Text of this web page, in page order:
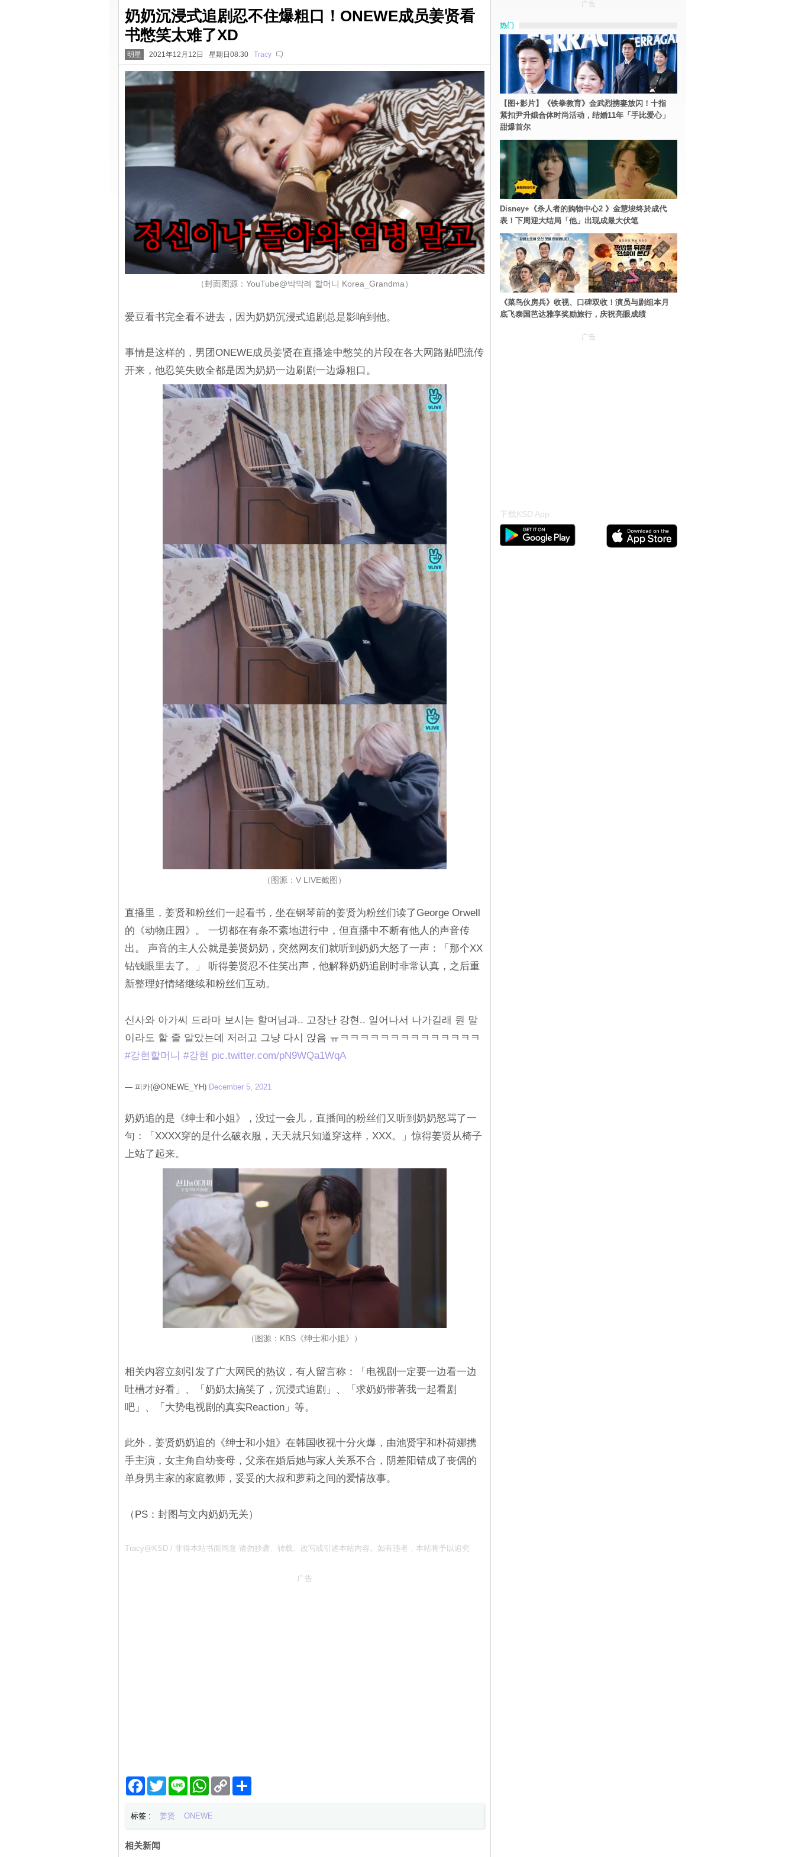
奶奶沉浸式追剧忍不住爆粗口！ONEWE成员姜贤看
书憋笑太难了XD
明星 2021年12月12日 星期日08:30 Tracy
（封面图源：YouTube@박막례 할머니 Korea_Grandma）
爱豆看书完全看不进去，因为奶奶沉浸式追剧总是影响到他。
事情是这样的，男团ONEWE成员姜贤在直播途中憋笑的片段在各大网路贴吧流传
开来，他忍笑失败全都是因为奶奶一边刷剧一边爆粗口。
（图源：V LIVE截图）
直播里，姜贤和粉丝们一起看书，坐在钢琴前的姜贤为粉丝们读了George Orwell
的《动物庄园》。 一切都在有条不紊地进行中，但直播中不断有他人的声音传
出。 声音的主人公就是姜贤奶奶，突然网友们就听到奶奶大怒了一声：「那个XX
钻钱眼里去了。」 听得姜贤忍不住笑出声，他解释奶奶追剧时非常认真，之后重
新整理好情绪继续和粉丝们互动。
신사와 아가씨 드라마 보시는 할머님과.. 고장난 강현.. 일어나서 나가길래 뭔 말
이라도 할 줄 알았는데 저러고 그냥 다시 앉음 ㅠㅋㅋㅋㅋㅋㅋㅋㅋㅋㅋㅋㅋㅋㅋ
#강현할머니 #강현 pic.twitter.com/pN9WQa1WqA
— 피카(@ONEWE_YH) December 5, 2021
奶奶追的是《绅士和小姐》，没过一会儿，直播间的粉丝们又听到奶奶怒骂了一
句：「XXXX穿的是什么破衣服，天天就只知道穿这样，XXX。」惊得姜贤从椅子
上站了起来。
（图源：KBS《绅士和小姐》）
相关内容立刻引发了广大网民的热议，有人留言称：「电视剧一定要一边看一边
吐槽才好看」、「奶奶太搞笑了，沉浸式追剧」、「求奶奶带著我一起看剧
吧」、「大势电视剧的真实Reaction」等。
此外，姜贤奶奶追的《绅士和小姐》在韩国收视十分火爆，由池贤宇和朴荷娜携
手主演，女主角自幼丧母，父亲在婚后她与家人关系不合，阴差阳错成了丧偶的
单身男主家的家庭教师，妥妥的大叔和萝莉之间的爱情故事。
（PS：封图与文内奶奶无关）
Tracy@KSD / 非得本站书面同意 请勿抄袭、转载、改写或引述本站内容。如有违者，本站将予以追究
广告
Facebook
TwitterLine WhatsApp
Copy
Link
分
标签 : 姜贤 ONEWE
相关新闻
广告
热门
【图+影片】《铁拳教育》金武烈携妻放闪！十指
紧扣尹升娥合体时尚活动，结婚11年「手比爱心」
甜爆首尔
Disney+《杀人者的购物中心2 》金慧埈终於成代
表！下周迎大结局「他」出现成最大伏笔
《菜鸟伙房兵》收视、口碑双收！演员与剧组本月
底飞泰国芭达雅享奖励旅行，庆祝亮眼成绩
广告
下载KSD App